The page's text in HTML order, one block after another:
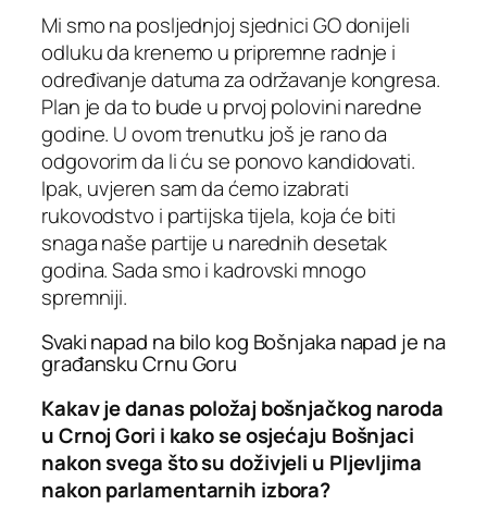
Mi smo na posljednjoj sjednici GO donijeli
odluku da krenemo u pripremne radnje i
određivanje datuma za održavanje kongresa.
Plan je da to bude u prvoj polovini naredne
godine. U ovom trenutku još je rano da
odgovorim da li ću se ponovo kandidovati.
Ipak, uvjeren sam da ćemo izabrati
rukovodstvo i partijska tijela, koja će biti
snaga naše partije u narednih desetak
godina. Sada smo i kadrovski mnogo
spremniji.
Svaki napad na bilo kog Bošnjaka napad je na
građansku Crnu Goru
Kakav je danas položaj bošnjačkog naroda
u Crnoj Gori i kako se osjećaju Bošnjaci
nakon svega što su doživjeli u Pljevljima
nakon parlamentarnih izbora?